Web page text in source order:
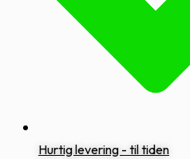
Hurtig levering - til tiden